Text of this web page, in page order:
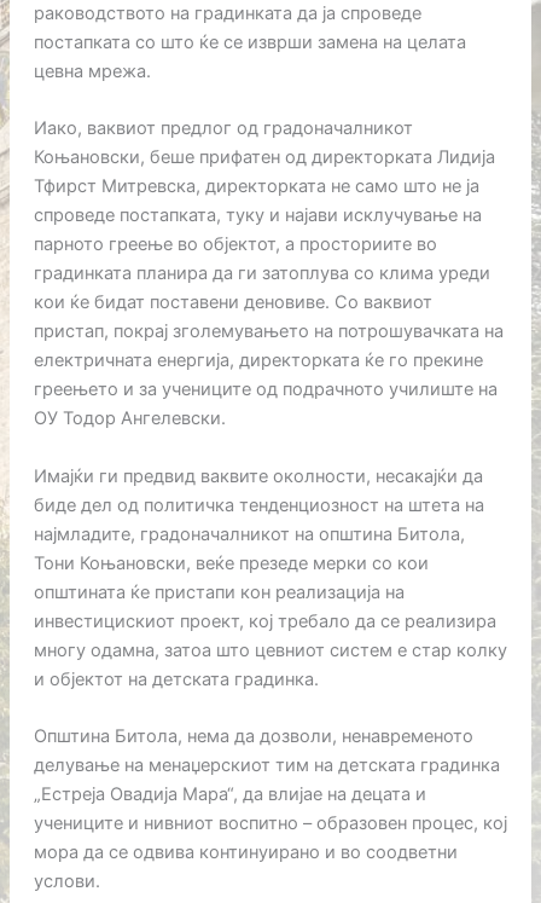
раководството на градинката да ја спроведе
постапката со што ќе се изврши замена на целата
цевна мрежа.
Иако, ваквиот предлог од градоначалникот
Коњановски, беше прифатен од директорката Лидија
Тфирст Митревска, директорката не само што не ја
спроведе постапката, туку и најави исклучување на
парното греење во објектот, а просториите во
градинката планира да ги затоплува со клима уреди
кои ќе бидат поставени деновиве. Со ваквиот
пристап, покрај зголемувањето на потрошувачката на
електричната енергија, директорката ќе го прекине
греењето и за учениците од подрачното училиште на
ОУ Тодор Ангелевски.
Имајќи ги предвид ваквите околности, несакајќи да
биде дел од политичка тенденциозност на штета на
најмладите, градоначалникот на општина Битола,
Тони Коњановски, веќе презеде мерки со кои
општината ќе пристапи кон реализација на
инвестицискиот проект, кој требало да се реализира
многу одамна, затоа што цевниот систем е стар колку
и објектот на детската градинка.
Општина Битола, нема да дозволи, ненавременото
делување на менаџерскиот тим на детската градинка
„Естреја Овадија Мара“, да влијае на децата и
учениците и нивниот воспитно – образовен процес, кој
мора да се одвива континуирано и во соодветни
услови.